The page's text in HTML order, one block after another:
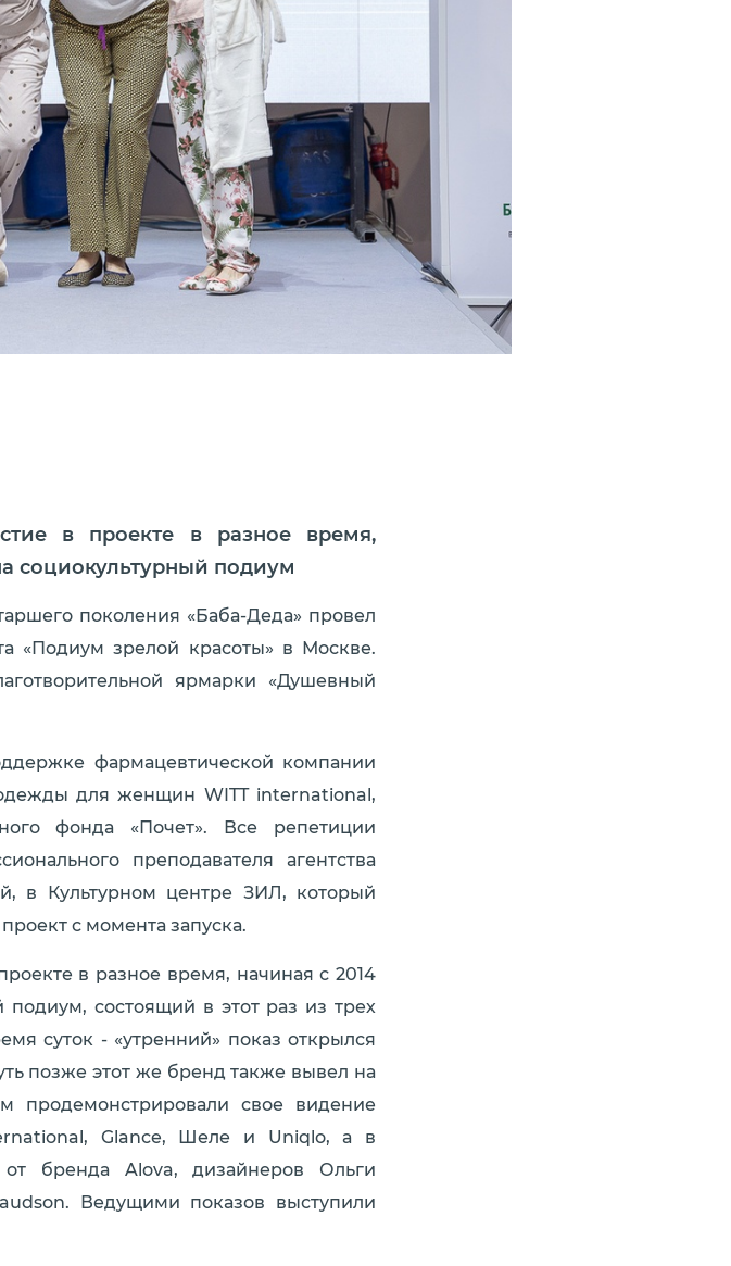
в проекте в разное время,
социокультурный подиум
поколения «Баба-Деда» провел
«Подиум зрелой красоты» в Москве.
ярмарки «Душевный
фармацевтической компании
для женщин WITT international,
фонда «Почет». Все репетиции
преподавателя агентства
в Культурном центре ЗИЛ, который
с момента запуска.
в разное время, начиная с 2014
состоящий в этот раз из трех
суток - «утренний» показ открылся
позже этот же бренд также вывел на
продемонстрировали свое видение
Glance, Шеле и Uniqlo, а в
бренда Alova, дизайнеров Ольги
Ведущими показов выступили